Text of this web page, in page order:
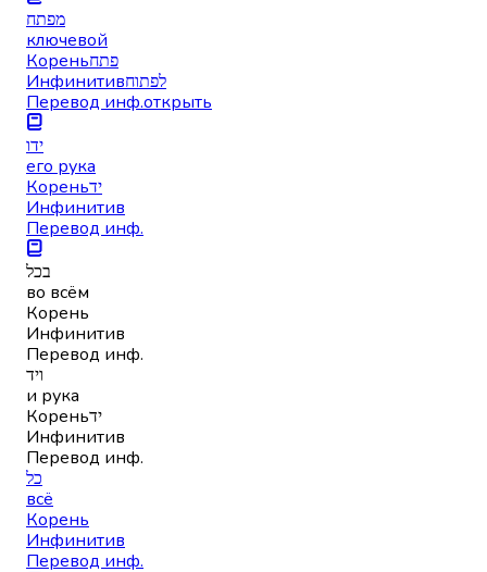
מפתח
ключевой
Кореньפתח
Инфинитивלפתוח
Перевод инф.открыть
ידו
его рука
Кореньיד
Инфинитив
Перевод инф.
בכל
во всём
Корень
Инфинитив
Перевод инф.
ויד
и рука
Кореньיד
Инфинитив
Перевод инф.
כל
всё
Корень
Инфинитив
Перевод инф.